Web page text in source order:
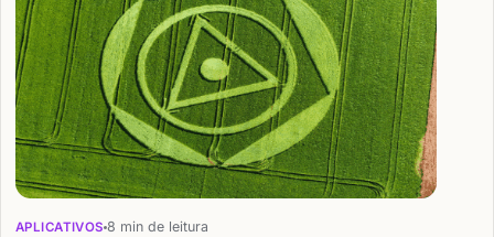
APLICATIVOS 8 min de leitura